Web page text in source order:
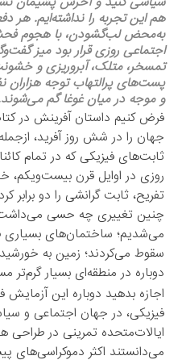
هم این تجربه را نداشته‌ايم. هر
به‌محض لب‌گشودن، با هجوم
اجتماعی روزی قرار بود میز
تمسخر، متلک‌، آبروریزی و
پست‌های پرالتهاب توجه هزاران
و موجه در میان غوغا گم
فرض کنیم داستان آفرینش در
جهان را در شش روز آفرید،
ثابت‌های فیزیکی که در تمام
روزی در اوایل قرن بیست‌ویکم،
تفریح، ثابت گرانشی را دو برابر
چنین تغییری چه حسی
می‌شدیم؛ ساختمان‌های بسیاری
سقوط می‌کردند؛ زمین به
دوباره در منطقه‌ای بسیار گرم‌تر
اجازه بدهید دوباره این آزمایش
فیزیکی، در جهان اجتماعی و
ایالات‌متحده تمرینی در طراحی
می‌دانستند اکثر دموکراسی‌های